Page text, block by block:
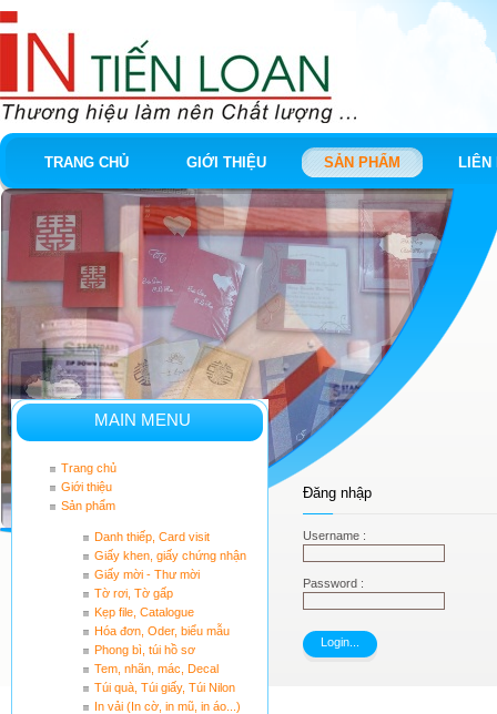
TRANG CHỦ GIỚI THIỆU SẢN PHẨM LIÊN
MAIN MENU
Trang chủ
Giới thiệu
Sản phẩm
Danh thiếp, Card visit
Giấy khen, giấy chứng nhận
Giấy mời - Thư mời
Tờ rơi, Tờ gấp
Kẹp file, Catalogue
Hóa đơn, Oder, biểu mẫu
Phong bì, túi hồ sơ
Tem, nhãn, mác, Decal
Túi quà, Túi giấy, Túi Nilon
In vải (In cờ, in mũ, in áo...)
Đăng nhập
Username :
Password :